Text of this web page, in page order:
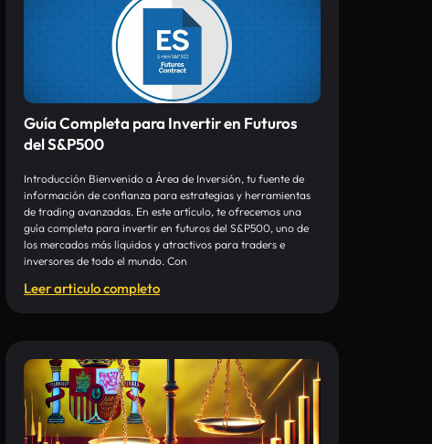
Guía Completa para Invertir en Futuros
del S&P500
Introducción Bienvenido a Área de Inversión, tu fuente de
información de confianza para estrategias y herramientas
de trading avanzadas. En este artículo, te ofrecemos una
guía completa para invertir en futuros del S&P500, uno de
los mercados más líquidos y atractivos para traders e
inversores de todo el mundo. Con
Leer articulo completo